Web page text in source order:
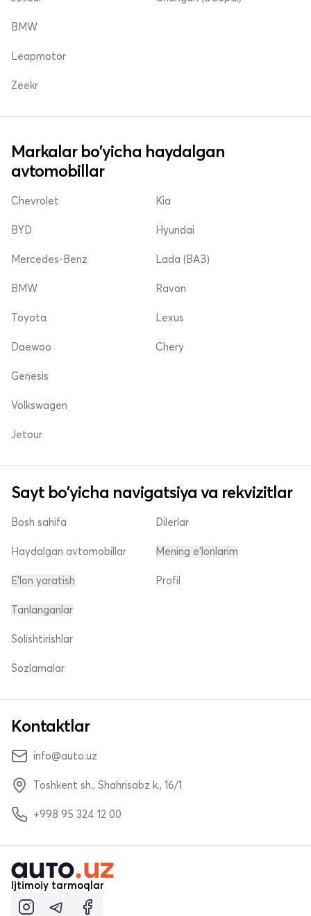
BMW
Leapmotor
Zeekr
Markalar bo'yicha haydalgan
avtomobillar
Chevrolet
BYD
Mercedes-Benz
Kia
Hyundai
Lada (ВАЗ)
BMW
Toyota
Daewoo
Ravon
Lexus
Chery
Genesis
Volkswagen
Jetour
Sayt bo'yicha navigatsiya va rekvizitlar
Bosh sahifa
Haydalgan avtomobillar
E'lon yaratish
Dilerlar
Mening e'lonlarim
Profil
Tanlanganlar
Solishtirishlar
Sozlamalar
Kontaktlar
info@auto.uz
Toshkent sh., Shahrisabz k., 16/1
+998 95 324 12 00
Ijtimoiy tarmoqlar